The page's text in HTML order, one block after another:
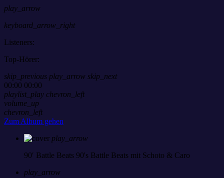
play_arrow
keyboard_arrow_right
Listeners:
Top-Hörer:
skip_previous play_arrow skip_next
00:00 00:00
playlist_play chevron_left
volume_up
chevron_left
Zum Album gehen
play_arrow
90′ Battle Beats 90's Battle Beats mit Schoto & Caro
play_arrow